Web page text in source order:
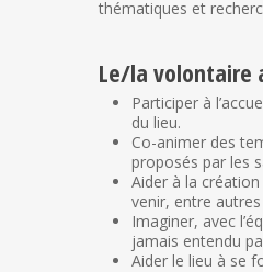
thématiques et
Le/la volontaire
Participer à
du lieu.
Co-animer des
proposés par les
Aider à la
venir, entre
Imaginer, avec
jamais entendu
Aider le lieu à se